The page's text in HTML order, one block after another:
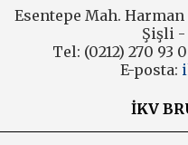
2006
Esentepe Mah. Harman
Şişli -
Tel: (0212) 270 93
E-posta:
İKV